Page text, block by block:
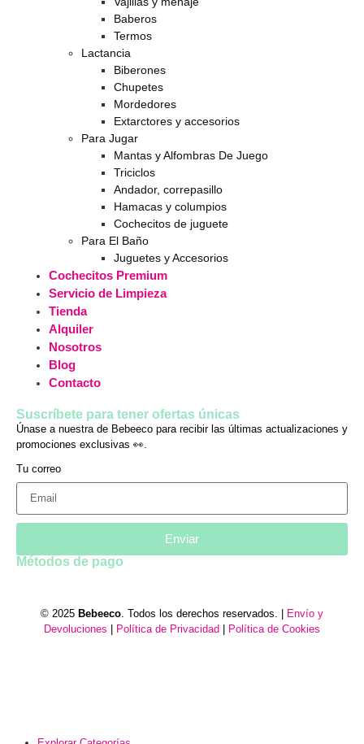
Baberos
Termos
Lactancia
Biberones
Chupetes
Mordedores
Extarctores y accesorios
Para Jugar
Mantas y Alfombras De Juego
Triciclos
Andador, correpasillo
Hamacas y columpios
Cochecitos de juguete
Para El Baño
Juguetes y Accesorios
Cochecitos Premium
Servicio de Limpieza
Tienda
Alquiler
Nosotros
Blog
Contacto
Suscríbete para tener ofertas únicas
Únase a nuestra de Bebeeco para recibir las últimas actualizaciones y
promociones exclusivas 👀.
Tu correo
Enviar
Métodos de pago
© 2025 Bebeeco . Todos los derechos reservados. |
Envío y
Devoluciones
Política de Privacidad Política de Cookies